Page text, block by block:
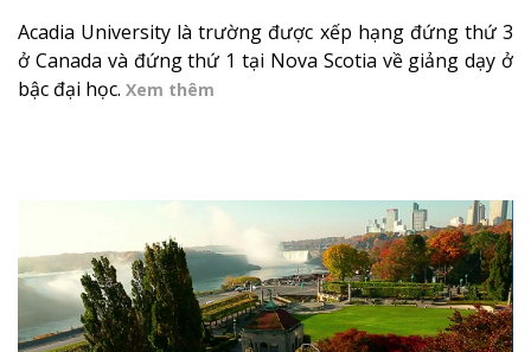
Acadia University là trường được xếp hạng đứng thứ 3
ở Canada và đứng thứ 1 tại Nova Scotia về giảng dạy ở
bậc đại học. Xem thêm